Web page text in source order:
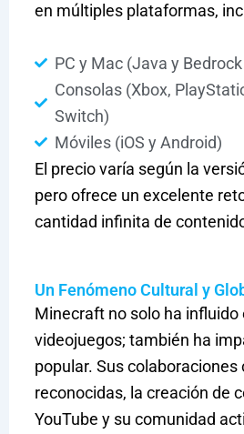
en múltiples plataformas,
PC y Mac (Java y
Consolas (Xbox,
Switch)
Móviles (iOS y Android)
El precio varía según la
pero ofrece un excelente
cantidad infinita de
Un Fenómeno Cultural y
Minecraft no solo ha influido
videojuegos; también ha
popular. Sus colaboraciones
reconocidas, la creación de
YouTube y su comunidad